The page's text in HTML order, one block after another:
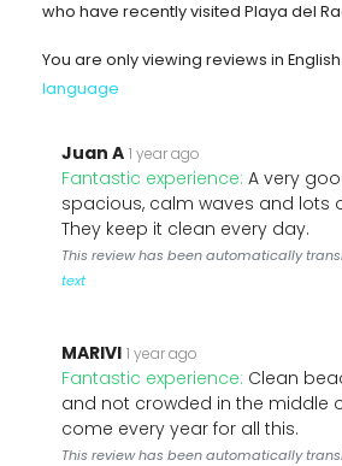
who have recently visited Playa del
You are only viewing reviews in English.
language
Juan A 1 year ago
Fantastic experience: A very
spacious, calm waves and lots
They keep it clean every day.
This review has been automatically
text
MARIVI 1 year ago
Fantastic experience: Clean
and not crowded in the middle
come every year for all this.
This review has been automatically